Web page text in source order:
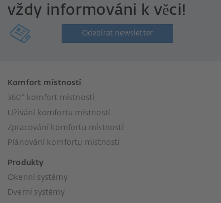
vždy informováni k věci!
Odebírat newsletter
Komfort místností
360° komfort místností
Užívání komfortu místností
Zpracování komfortu místností
Plánování komfortu místností
Produkty
Okenní systémy
Dveřní systémy